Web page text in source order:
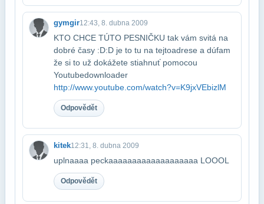
gymgir12:43, 8. dubna 2009
KTO CHCE TÚTO PESNIČKU tak vám svitá na
dobré časy :D:D je to tu na tejto​adrese a dúfam
že si to už dokážete stiahnuť pomocou
Youtubedownloader ​
http://www.youtube.com/watch?v=K9jxVEbizlM
Odpovědět
kitek12:31, 8. dubna 2009
uplnaaaa peckaaaaaaaaaaaaaaaaaaa LOOOL
Odpovědět